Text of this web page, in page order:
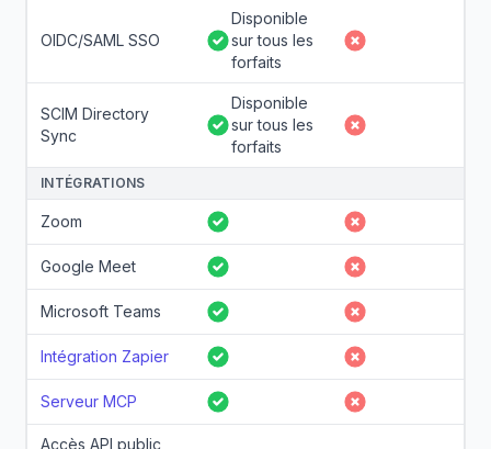
OIDC/SAML SSO Oui
Disponible
sur tous les
forfaits
Non
SCIM Directory
Sync
Oui
Disponible
sur tous les
forfaits
Non
INTÉGRATIONS
Zoom Oui
Non
Google Meet
Oui
Non
Microsoft Teams
Oui
Non
Intégration Zapier
Oui
Non
Serveur MCP
Oui
Non
Accès API public